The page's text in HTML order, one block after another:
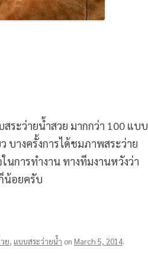
ะว่ายน้ำสวย มากกว่า 100 แบบ
บางครั้งการได้ชมภาพสระว่าย
นการทำงาน ทางทีมงานหวังว่า
น้อยครับ
ย, แบบสระว่ายน้ำ on March 5, 2014.